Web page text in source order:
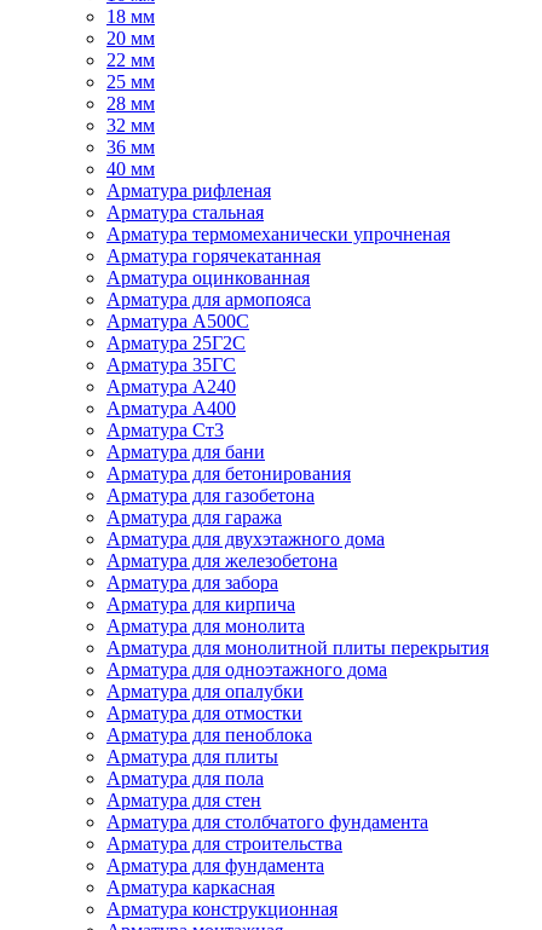
18 мм
20 мм
22 мм
25 мм
28 мм
32 мм
36 мм
40 мм
Арматура рифленая
Арматура стальная
Арматура термомеханически упрочненая
Арматура горячекатанная
Арматура оцинкованная
Арматура для армопояса
Арматура A500С
Арматура 25Г2С
Арматура 35ГС
Арматура А240
Арматура А400
Арматура Ст3
Арматура для бани
Арматура для бетонирования
Арматура для газобетона
Арматура для гаража
Арматура для двухэтажного дома
Арматура для железобетона
Арматура для забора
Арматура для кирпича
Арматура для монолита
Арматура для монолитной плиты перекрытия
Арматура для одноэтажного дома
Арматура для опалубки
Арматура для отмостки
Арматура для пеноблока
Арматура для плиты
Арматура для пола
Арматура для стен
Арматура для столбчатого фундамента
Арматура для строительства
Арматура для фундамента
Арматура каркасная
Арматура конструкционная